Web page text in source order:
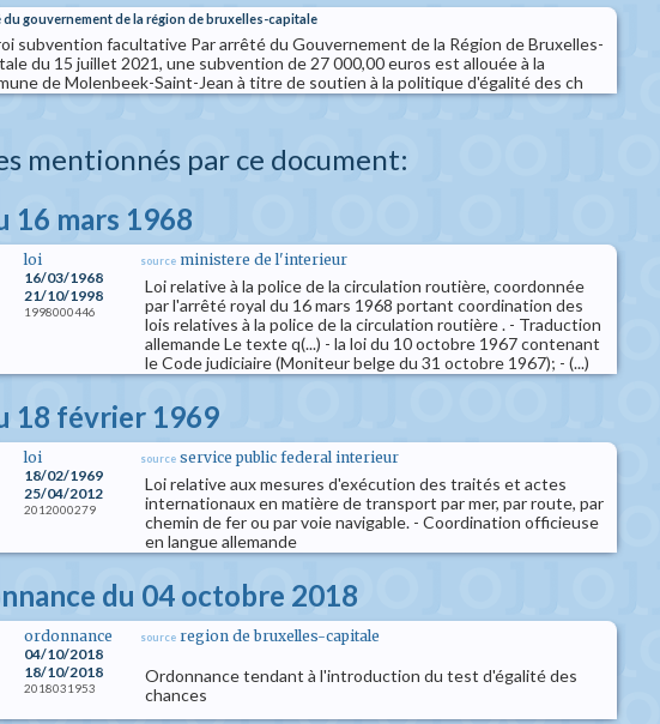
du gouvernement de la région de bruxelles-capitale
subvention facultative Par arrêté du Gouvernement de la Région de Bruxelles-
du 15 juillet 2021, une subvention de 27 000,00 euros est allouée à la
de Molenbeek-Saint-Jean à titre de soutien à la politique d'égalité des ch
mentionnés par ce document:
16 mars 1968
loi
16/03/1968
21/10/1998
1998000446
source ministere de l'interieur
Loi relative à la police de la circulation routière, coordonnée
par l'arrêté royal du 16 mars 1968 portant coordination des
lois relatives à la police de la circulation routière . - Traduction
allemande Le texte q(...) - la loi du 10 octobre 1967 contenant
le Code judiciaire (Moniteur belge du 31 octobre 1967); - (...)
18 février 1969
loi
18/02/1969
25/04/2012
2012000279
source service public federal interieur
Loi relative aux mesures d'exécution des traités et actes
internationaux en matière de transport par mer, par route, par
chemin de fer ou par voie navigable. - Coordination officieuse
en langue allemande
du 04 octobre 2018
ordonnance
04/10/2018
18/10/2018
2018031953
source region de bruxelles-capitale
Ordonnance tendant à l'introduction du test d'égalité des
chances